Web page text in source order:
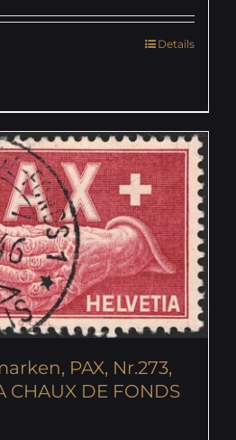
Details
PAX, Nr.273,
DE FONDS